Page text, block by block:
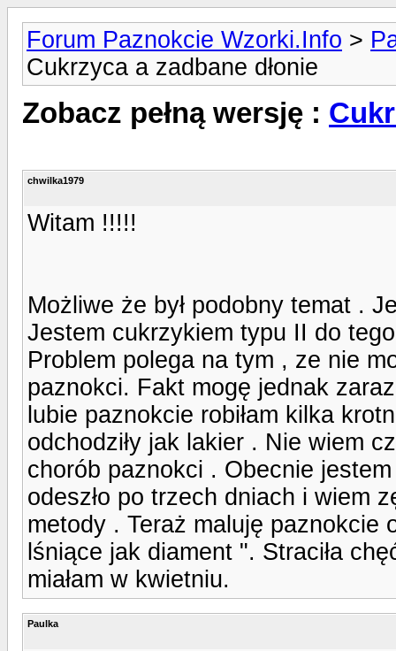
Forum Paznokcie Wzorki.Info >
Cukrzyca a zadbane dłonie
Zobacz pełną wersję :
chwilka1979
Witam !!!!!
Możliwe że był podobny temat .
Jestem cukrzykiem typu II do
Problem polega na tym , ze nie
paznokci. Fakt mogę jednak
lubie paznokcie robiłam kilka
odchodziły jak lakier . Nie wiem
chorób paznokci . Obecnie
odeszło po trzech dniach i wiem
metody . Teraż maluję paznokcie
lśniące jak diament ". Straciła
miałam w kwietniu.
Paulka